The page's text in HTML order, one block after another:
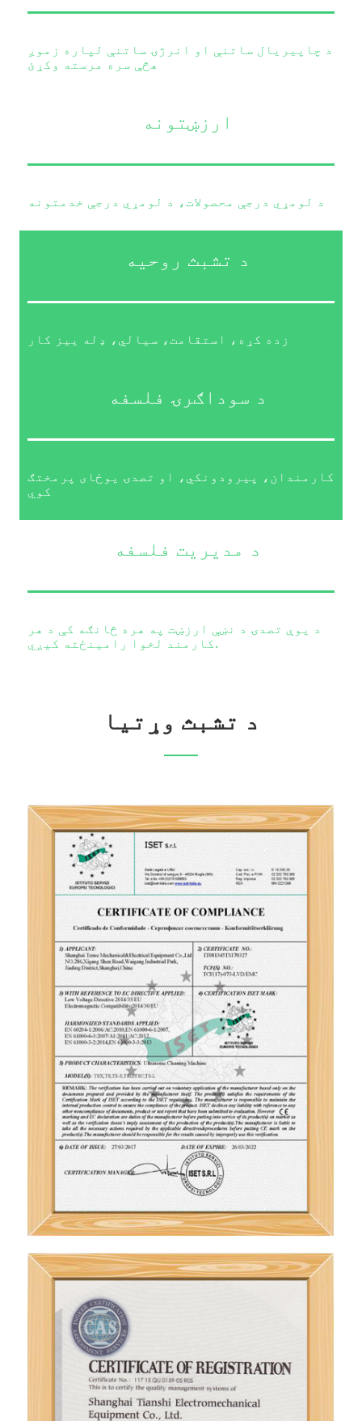
د چاپیریال ساتنې او انرژۍ ساتنې لپاره زموږ
هڅې سره مرسته وکړئ
ارزښتونه
د لومړي درجې محصولات، د لومړي درجې خدمتونه
د تشبث روحیه
زده کړه، استقامت، سیالي، ډله ییز کار
د سوداګرۍ فلسفه
کارمندان، پیرودونکي، او تصدۍ یوځای پرمختګ
کوي
د مدیریت فلسفه
د یوې تصدۍ د نښې ارزښت په هره څانګه کې د هر
کارمند لخوا رامینځته کیږي.
د تشبث وړتیا